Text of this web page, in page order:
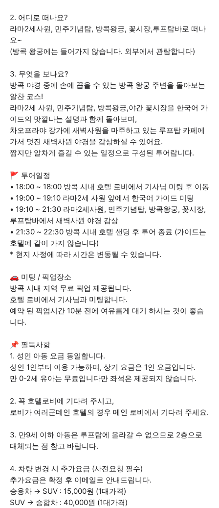
2. 어디로 떠나요?
라마2세사원, 민주기념탑, 방콕왕궁, 꽃시장,루프탑바로 떠나
요~
(방콕 왕궁에는 들어가지 않습니다. 외부에서 관람합니다)
3. 무엇을 보나요?
방콕 야경 중에 손에 꼽을 수 있는 방콕 왕궁 주변을 돌아보는
알찬 코스!
라마2세 사원, 민주기념탑, 방콕왕궁,야간 꽃시장을 한국어 가
이드의 맛깔나는 설명과 함께 돌아보며,
차오프라야 강가에 새벽사원을 마주하고 있는 루프탑 카페에
가서 멋진 새벽사원 야경을 감상하실 수 있어요.
짧지만 알차게 즐길 수 있는 일정으로 구성된 투어랍니다.
🚩 투어일정
• 18:00 ~ 18:00 방콕 시내 호텔 로비에서 기사님 미팅 후 이동
• 19:00 ~ 19:10 라마2세 사원 앞에서 한국어 가이드 미팅
• 19:10 ~ 21:30 라마2세사원, 민주기념탑, 방콕왕궁, 꽃시장,
루프탑바에서 새벽사원 야경 감상
• 21:30 ~ 22:30 방콕 시내 호텔 샌딩 후 투어 종료 (가이드는
호텔에 같이 가지 않습니다)
* 현지 사정에 따라 시간은 변동될 수 있습니다.
🚗 미팅 / 픽업장소
방콕 시내 지역 무료 픽업 제공됩니다.
호텔 로비에서 기사님과 미팅합니다.
예약 된 픽업시간 10분 전에 여유롭게 대기 하시는 것이 좋습
니다.
📌 필독사항
1. 성인 아동 요금 동일합니다.
성인 1인부터 이용 가능하며, 상기 요금은 1인 요금입니다.
만 0-2세 유아는 무료입니다만 좌석은 제공되지 않습니다.
2. 꼭 호텔로비에 기다려 주시고,
로비가 여러군데인 호텔의 경우 메인 로비에서 기다려 주세요.
3. 만9세 이하 아동은 루프탑에 올라갈 수 없으므로 2층으로
대체되는 점 참고 바랍니다.
4. 차량 변경 시 추가요금 (사전요청 필수)
추가요금은 확정 후 이메일로 안내드립니다.
승용차 → SUV : 15,000원 (1대가격)
SUV → 승합차 : 40,000원 (1대가격)